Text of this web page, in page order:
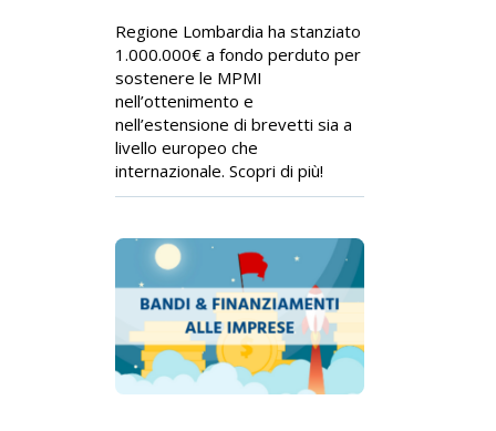
Regione Lombardia ha stanziato
1.000.000€ a fondo perduto per
sostenere le MPMI
nell’ottenimento e
nell’estensione di brevetti sia a
livello europeo che
internazionale. Scopri di più!